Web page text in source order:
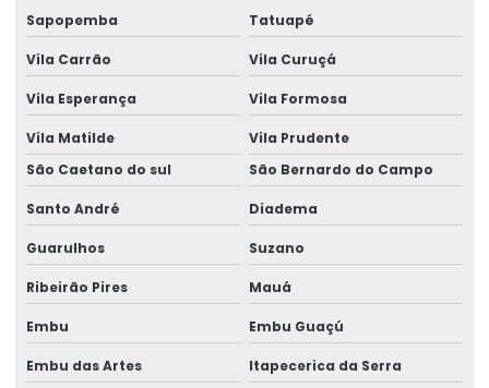
Fornecedor de gerador de energia em camaçari
Fornecedores de geradores a diesel
Fornecedores de geradores a diesel em camaçari
Fornecedores de geradores elétricos
Gerador 100 kva
Gerador 100 kva aluguel preço
Gerador 100 kva diesel
Gerador 100 kva mwm
Sapopemba Tatuapé
Vila Carrão Vila Curuçá
Vila Esperança Vila Formosa
Vila Matilde
Vila Prudente
São Caetano do sul
São Bernardo do Campo
Santo André Diadema
Guarulhos Suzano
Ribeirão Pires Mauá
Embu Embu Guaçú
Embu das Artes Itapecerica da Serra